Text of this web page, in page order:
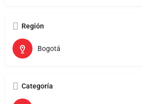
Región
Bogotá
Categoría